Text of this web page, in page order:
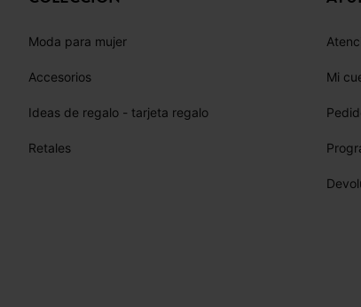
Moda para mujer
Accesorios
Ideas de regalo - tarjeta regalo
Retales
Mi